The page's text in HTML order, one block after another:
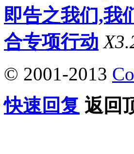
即告之我们,我
合专项行动
© 2001-2013
快速回复 返回